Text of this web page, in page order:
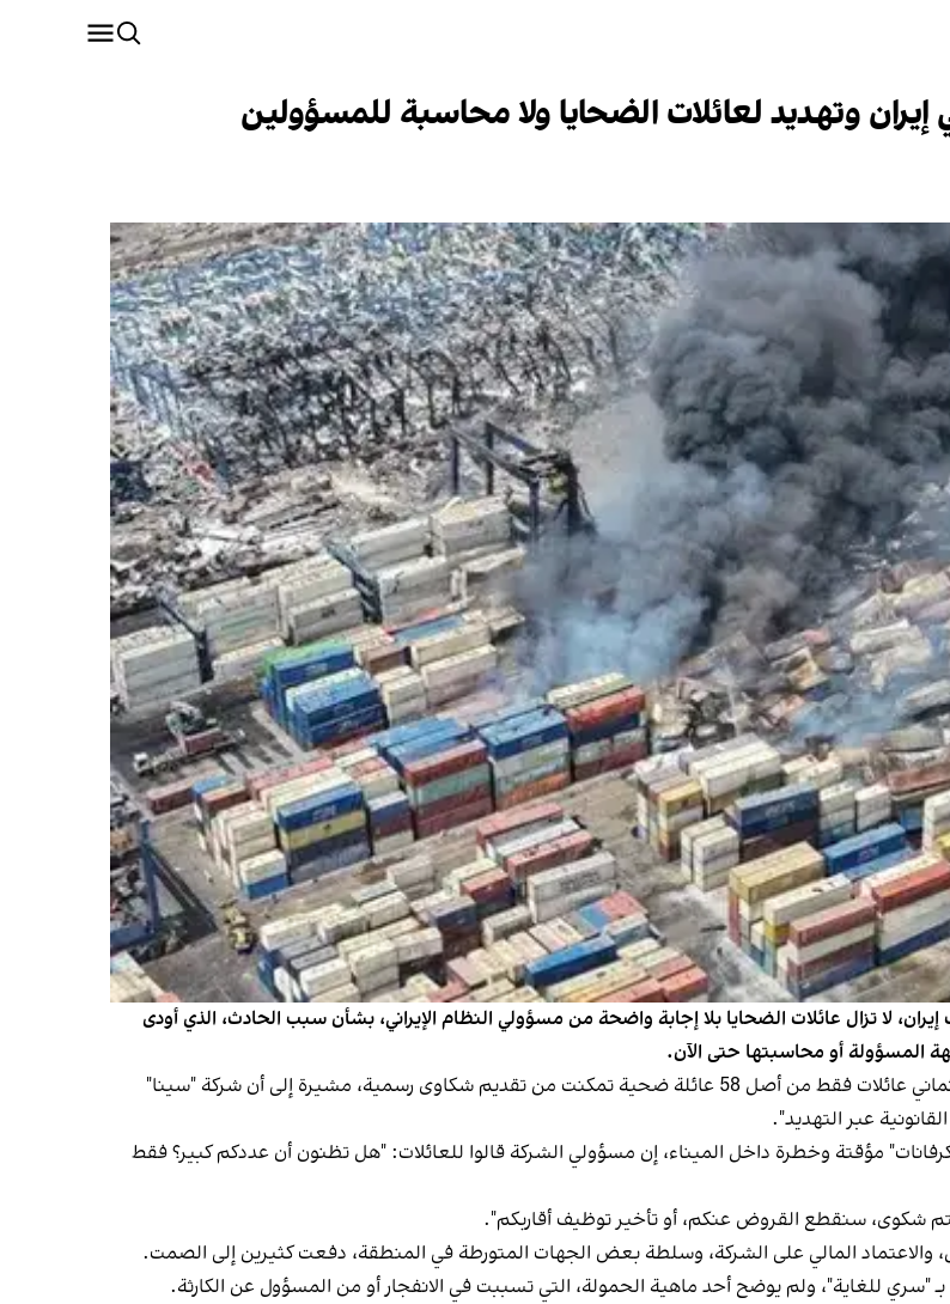
لا تزال عائلات الضحايا بلا إجابة واضحة من مسؤولي النظام الإيراني، بشأن سبب الحادث، الذي أودى
وقد ذكرت صحيفة "هم ‌ميهن" الإيرانية، يوم الاثنين 21 يوليو (تموز)، أن ثماني عائلات فقط من أصل 58 عائلة ضحية تمكنت من تقديم شكاوى رسمية، مشيرة إلى أن شركة "سينا"
عبر التهديد".
مؤقتة وخطرة داخل الميناء، إن مسؤولي الشركة قالوا للعائلات: "هل تظنون أن عددكم كبير؟ فقط
شكوى، سنقطع القروض عنكم، أو تأخير توظيف أقاربكم".
والاعتماد المالي على الشركة، وسلطة بعض الجهات المتورطة في المنطقة، دفعت كثيرين إلى الصمت.
"سري للغاية"، ولم يوضح أحد ماهية الحمولة، التي تسببت في الانفجار أو من المسؤول عن الكارثة.